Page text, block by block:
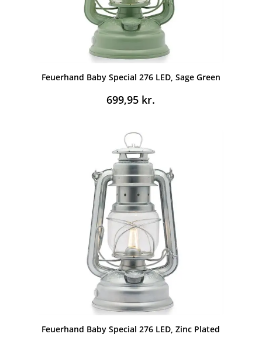
Feuerhand Baby Special 276 LED, Sage Green
699,95 kr.
Feuerhand Baby Special 276 LED, Zinc Plated